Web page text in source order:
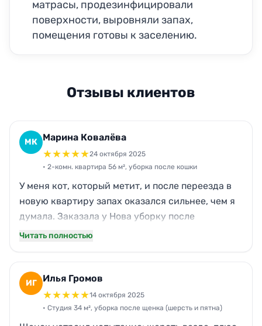
матрасы, продезинфицировали
поверхности, выровняли запах,
помещения готовы к заселению.
Отзывы клиентов
МК Марина Ковалёва
★★★★★24 октября 2025
• 2-комн. квартира 56 м², уборка после кошки
У меня кот, который метит, и после переезда в
новую квартиру запах оказался сильнее, чем я
думала. Заказала у Нова уборку после
животных на 56 м². Приехали ровно к 10:00, как
кухонный уголок, где были следы. Стало
реально легче дышать, запах заметно ушёл. По
цене вышло адекватно, без сюрпризов, ребята
вежливые и аккуратные.
Читать полностью
ИГ Илья Громов
★★★★★14 октября 2025
• Студия 34 м², уборка после щенка (шерсть и пятна)